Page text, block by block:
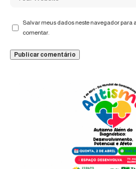
Salvar meus dados neste navegador para
comentar.